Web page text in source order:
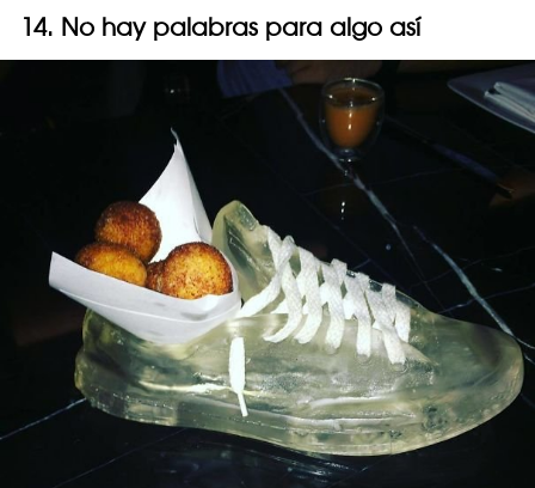
14. No hay palabras para algo así